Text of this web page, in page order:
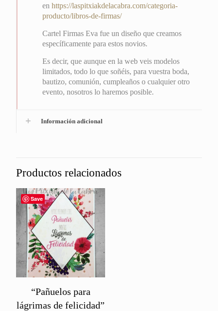
enhttps://laspitxiakdelacabra.com/categoria-
producto/libros-de-firmas/
Cartel Firmas Eva fue un diseño que creamos
específicamente para estos novios.
Es decir, que aunque en la web veis modelos
limitados, todo lo que soñéis, para vuestra boda,
bautizo, comunión, cumpleaños o cualquier otro
evento, nosotros lo haremos posible.
Información adicional
Productos relacionados
Save
“Pañuelos para
lágrimas de felicidad”